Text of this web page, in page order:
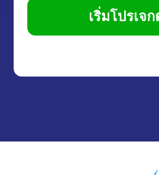
เริ่มโปรเจ